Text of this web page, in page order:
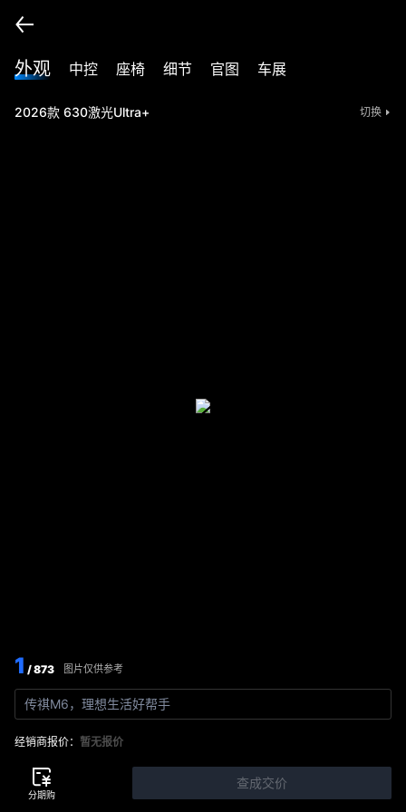
外观 中控 座椅 细节 官图 车展
2026款 630激光Ultra+ 切换
1 / 873 图片仅供参考
传祺M6，理想生活好帮手
经销商报价： 暂无报价
查成交价